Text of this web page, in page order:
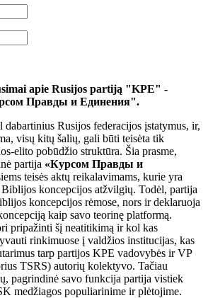
apie Rusijos partiją "KPE" -
Правды и Единения".
dabartinius Rusijos federacijos įstatymus, ir,
visų kitų šalių, gali būti teisėta tik
elito pobūdžio struktūra. Šia prasme,
partija «Курсом Правды и
teisės aktų reikalavimams, kurie yra
koncepcijos atžvilgių. Todėl, partija
koncepcijos rėmose, nors ir deklaruoja
kaip savo teorinę platformą.
pripažinti šį neatitikimą ir kol kas
rinkimuose į valdžios institucijas, kas
tarp partijos KPE vadovybės ir VP
TSRS) autorių kolektyvo. Tačiau
pagrindinė savo funkcija partija vistiek
medžiagos populiarinime ir plėtojime.